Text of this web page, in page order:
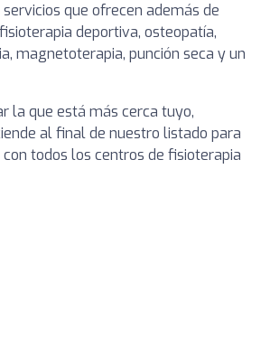
que ofrecen además de
deportiva, osteopatía,
magnetoterapia, punción seca y un
la que está más cerca tuyo,
al final de nuestro listado para
todos los centros de fisioterapia